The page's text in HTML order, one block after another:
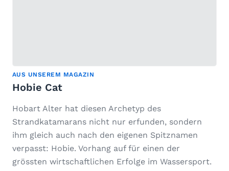
AUS UNSEREM MAGAZIN
Hobie Cat
Hobart Alter hat diesen Archetyp des
Strandkatamarans nicht nur erfunden, sondern
ihm gleich auch nach den eigenen Spitznamen
verpasst: Hobie. Vorhang auf für einen der
grössten wirtschaftlichen Erfolge im Wassersport.